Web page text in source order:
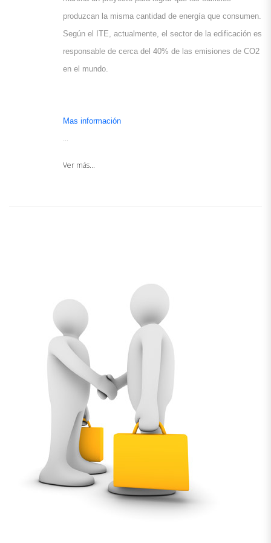
produzcan la misma cantidad de energía que consumen.
Según el ITE, actualmente, el sector de la edificación es
responsable de cerca del 40% de las emisiones de CO2
en el mundo.
Mas información
Ver más...